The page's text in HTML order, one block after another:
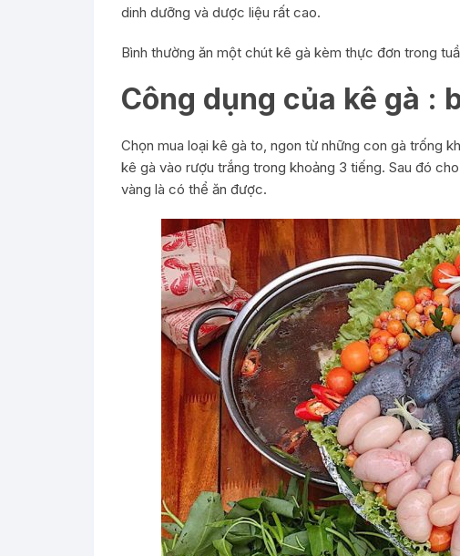
dinh dưỡng và dược liệu rất cao.
Bình thường ăn một chút kê gà kèm thực đơn trong
Công dụng của kê gà :
Chọn mua loại kê gà to, ngon từ những con gà trống
kê gà vào rượu trắng trong khoảng 3 tiếng. Sau đó
vàng là có thể ăn được.